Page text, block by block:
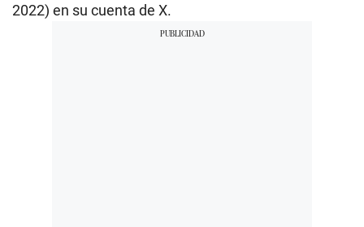
2022) en su cuenta de X.